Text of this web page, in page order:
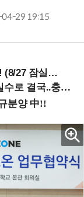
04-29 19:15
27 잠실역)